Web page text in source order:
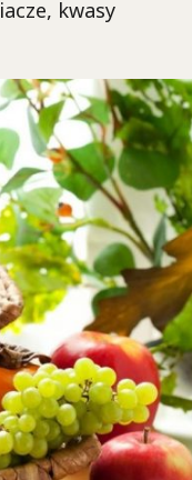
kwasy